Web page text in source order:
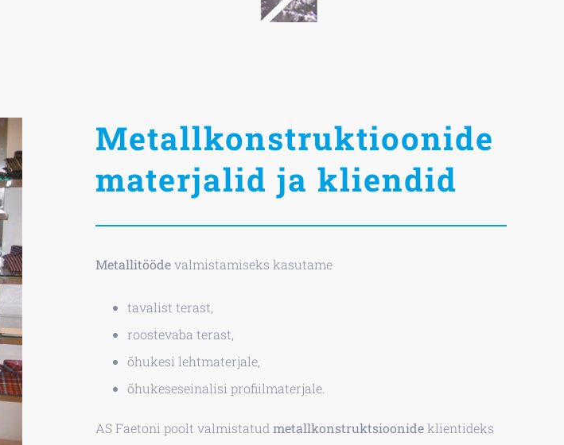
Metallkonstruktioonide
materjalid ja kliendid
Metallitöödevalmistamiseks kasutame
tavalist terast,
roostevaba terast,
õhukesi lehtmaterjale,
õhukeseseinalisi profiilmaterjale.
AS Faetoni poolt valmistatudmetallkonstruktsioonideklientideks